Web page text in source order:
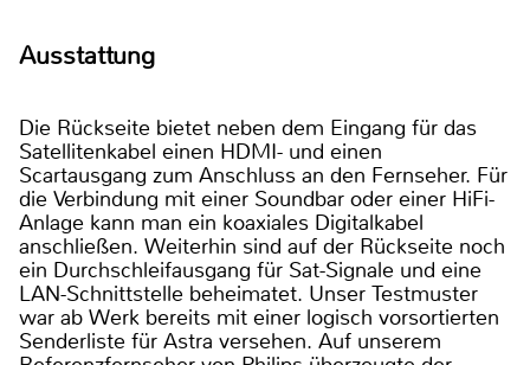
Ausstattung
Die Rückseite bietet neben dem Eingang für das
Satellitenkabel einen HDMI- und einen
Scartausgang zum Anschluss an den Fernseher. Für
die Verbindung mit einer Soundbar oder einer HiFi-
Anlage kann man ein koaxiales Digitalkabel
anschließen. Weiterhin sind auf der Rückseite noch
ein Durchschleifausgang für Sat-Signale und eine
LAN-Schnittstelle beheimatet. Unser Testmuster
war ab Werk bereits mit einer logisch vorsortierten
Senderliste für Astra versehen. Auf unserem